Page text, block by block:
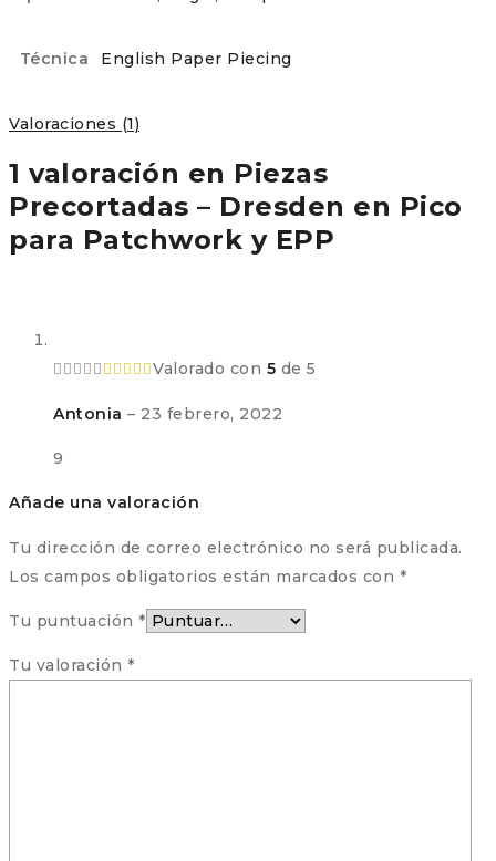
Técnica English Paper Piecing
Valoraciones (1)
1 valoración en Piezas
Precortadas – Dresden en Pico
para Patchwork y EPP
Valorado con 5 de 5
Antonia – 23 febrero, 2022
9
Añade una valoración
Tu dirección de correo electrónico no será publicada.
Los campos obligatorios están marcados con *
Tu puntuación *
Tu valoración *